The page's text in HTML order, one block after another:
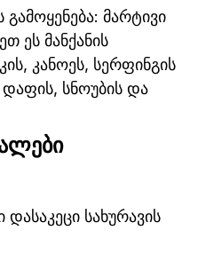
მარტივი
ეს მანქანის
კანოეს, სერფინგის
სნოუბის და
სახურავის